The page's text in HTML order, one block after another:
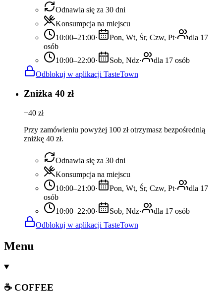
Odnawia się za 30 dni
Konsumpcja na miejscu
10:00–21:00· Pon, Wt, Śr, Czw, Pt·
dla 17
osób
10:00–22:00· Sob, Ndz·
dla 17 osób
Odblokuj w aplikacji TasteTown
Zniżka 40 zł
−40 zł
Przy zamówieniu powyżej 100 zł otrzymasz bezpośrednią
zniżkę 40 zł.
Odnawia się za 30 dni
Konsumpcja na miejscu
10:00–21:00· Pon, Wt, Śr, Czw, Pt·
dla 17
osób
10:00–22:00· Sob, Ndz·
dla 17 osób
Odblokuj w aplikacji TasteTown
Menu
☕ COFFEE